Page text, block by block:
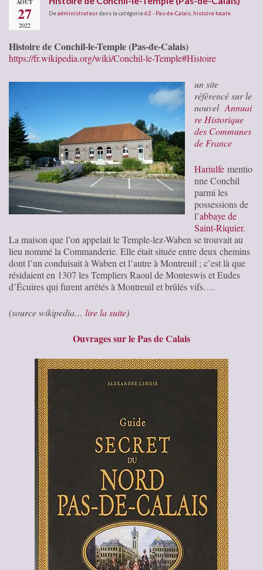
27
2022
Deadministrateurdans la catégorie62 - Pas-de-Calais histoire locale
Histoire de Conchil-le-Temple (Pas-de-Calais)
https://fr.wikipedia.org/wiki/Conchil-le-Temple#Histoire
un site
référencé sur le
nouvel Annuai
re Historique
des Communes
de France
Hariulfe mentio
nne Conchil
parmi les
possessions de
l’abbaye de
Saint-Riquier.
La maison que l’on appelait le Temple-lez-Waben se trouvait au
lieu nommé la Commanderie. Elle était située entre deux chemins
dont l’un conduisait à Waben et l’autre à Montreuil ; c’est là que
résidaient en 1307 les Templiers Raoul de Monteswis et Eudes
d’Écuires qui furent arrêtés à Montreuil et brûlés vifs….
(source wikipedia… lire la suite)
Ouvrages sur le Pas de Calais